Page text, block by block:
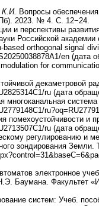
К.И. Вопросы
2023. № 4. С. 12−24.
и перспективы
Российской
orthogonal signal
en (дата
for
декаметровой
ru (дата
многоканальная
помехоустойчивости и
ru (дата
регулированию и
зондирования
электронное
Баумана. Факультет
систем: Учеб.